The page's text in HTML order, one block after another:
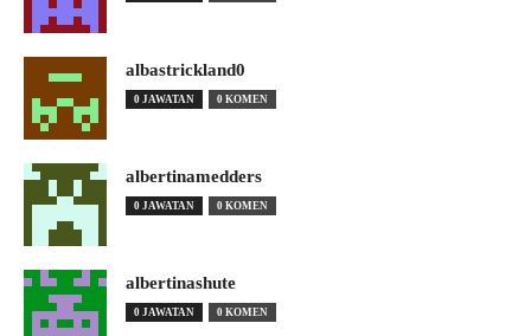
albastrickland0
0 JAWATAN 0 KOMEN
albertinamedders
0 JAWATAN 0 KOMEN
albertinashute
0 JAWATAN 0 KOMEN